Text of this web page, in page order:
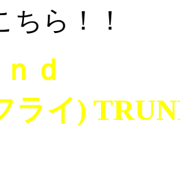
ちら！！
ｄ
ライ)